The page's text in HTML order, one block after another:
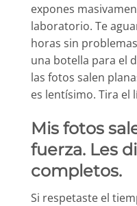
expones
laboratorio. Te
horas sin
una botella para el
las fotos salen
es lentísimo. Tira el
Mis fotos
fuerza. Les
completos.
Si respetaste el